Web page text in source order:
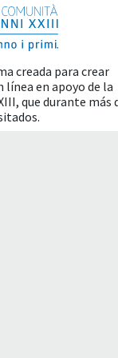
creada para crear
línea en apoyo de la
, que durante más